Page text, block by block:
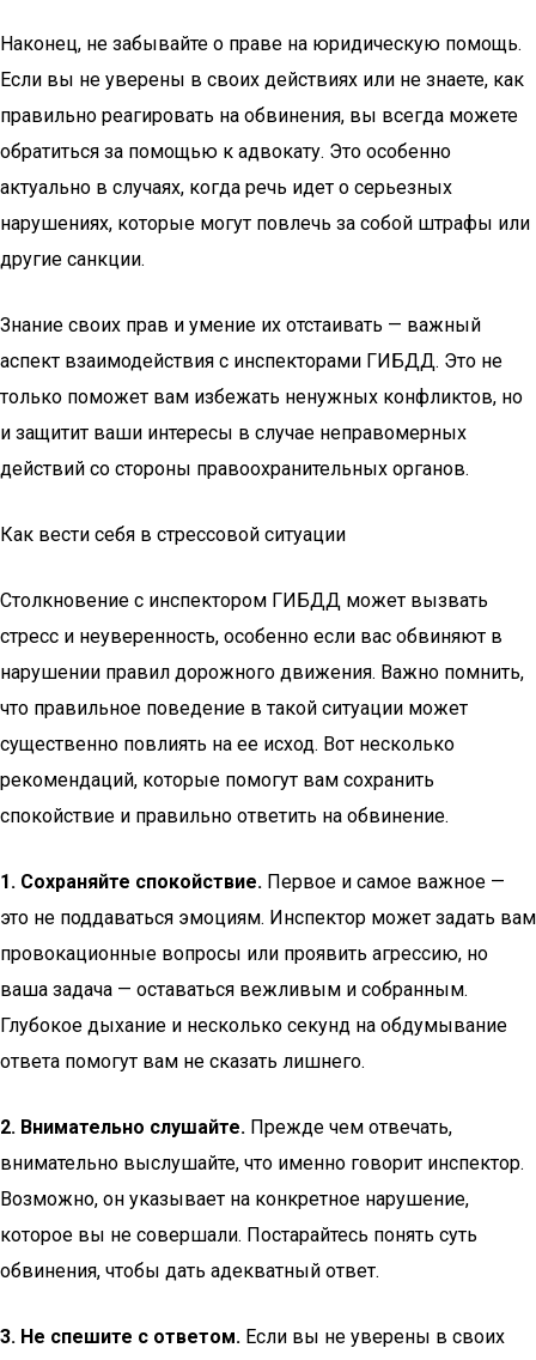
Наконец, не забывайте о праве на юридическую помощь.
Если вы не уверены в своих действиях или не знаете, как
правильно реагировать на обвинения, вы всегда можете
обратиться за помощью к адвокату. Это особенно
актуально в случаях, когда речь идет о серьезных
нарушениях, которые могут повлечь за собой штрафы или
другие санкции.
Знание своих прав и умение их отстаивать — важный
аспект взаимодействия с инспекторами ГИБДД. Это не
только поможет вам избежать ненужных конфликтов, но
и защитит ваши интересы в случае неправомерных
действий со стороны правоохранительных органов.
Как вести себя в стрессовой ситуации
Столкновение с инспектором ГИБДД может вызвать
стресс и неуверенность, особенно если вас обвиняют в
нарушении правил дорожного движения. Важно помнить,
что правильное поведение в такой ситуации может
существенно повлиять на ее исход. Вот несколько
рекомендаций, которые помогут вам сохранить
спокойствие и правильно ответить на обвинение.
1. Сохраняйте спокойствие. Первое и самое важное —
это не поддаваться эмоциям. Инспектор может задать вам
провокационные вопросы или проявить агрессию, но
ваша задача — оставаться вежливым и собранным.
Глубокое дыхание и несколько секунд на обдумывание
ответа помогут вам не сказать лишнего.
2. Внимательно слушайте. Прежде чем отвечать,
внимательно выслушайте, что именно говорит инспектор.
Возможно, он указывает на конкретное нарушение,
которое вы не совершали. Постарайтесь понять суть
обвинения, чтобы дать адекватный ответ.
3. Не спешите с ответом. Если вы не уверены в своих